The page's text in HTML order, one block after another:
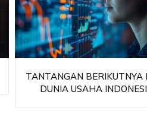
TANTANGAN BERIKUTNYA
DUNIA USAHA